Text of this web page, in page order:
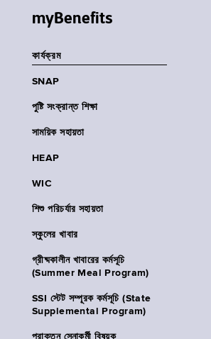
myBenefits
কার্যক্রম
SNAP
পুষ্টি সংক্রান্ত শিক্ষা
সাময়িক সহায়তা
HEAP
WIC
শিশু পরিচর্যার সহায়তা
স্কুলের খাবার
গ্রীষ্মকালীন খাবারের কর্মসূচি
(Summer Meal Program)
SSI স্টেট সম্পূরক কর্মসূচি (State
Supplemental Program)
প্রাক্তন সেনাকর্মী বিষয়ক